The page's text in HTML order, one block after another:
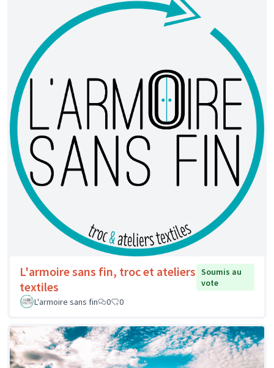
L'armoire sans fin, troc et ateliers
textiles
Soumis au
vote
L'armoire sans fin
0 0